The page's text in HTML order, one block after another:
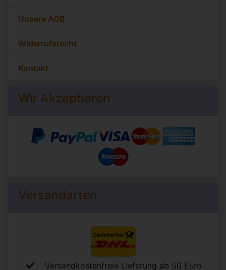
Unsere AGB
Widerrufsrecht
Kontakt
Wir Akzeptieren
Versandarten
Versandkostenfreie Lieferung ab 50 Euro